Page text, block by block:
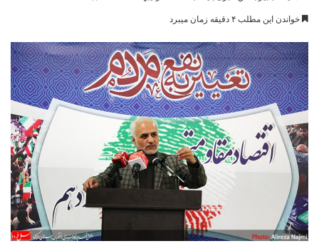
خواندن این مطلب ۴ دقیقه زمان میبرد